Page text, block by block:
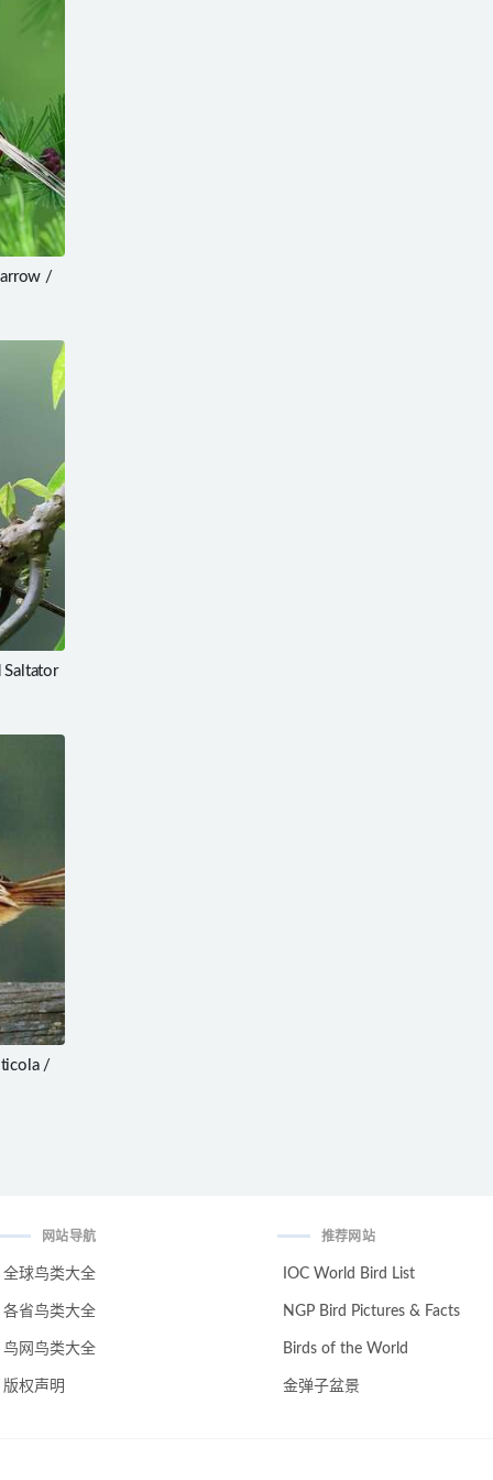
/
/
网站导航
全球鸟类大全
各省鸟类大全
鸟网鸟类大全
版权声明
推荐网站
IOC World Bird List
NGP Bird Pictures & Facts
Birds of the World
金弹子盆景